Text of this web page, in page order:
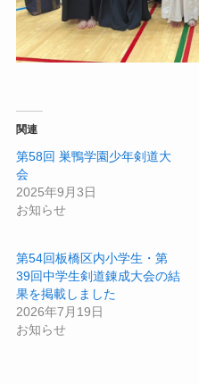
関連
第58回 巣鴨学園少年剣道大
会
2025年9月3日
お知らせ
第54回板橋区内小学生・第
39回中学生剣道錬成大会の結
果を掲載しました
2026年7月19日
お知らせ